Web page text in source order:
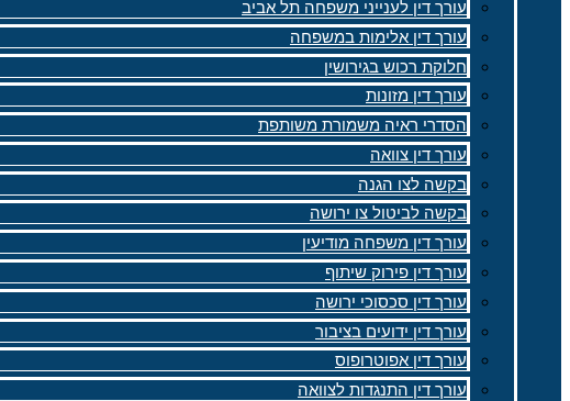
עורך דין לענייני משפחה תל אביב
עורך דין אלימות במשפחה
חלוקת רכוש בגירושין
עורך דין מזונות
הסדרי ראיה משמורת משותפת
עורך דין צוואה
בקשה לצו הגנה
בקשה לביטול צו ירושה
עורך דין משפחה מודיעין
עורך דין פירוק שיתוף
עורך דין סכסוכי ירושה
עורך דין ידועים בציבור
עורך דין אפוטרופוס
עורך דין התנגדות לצוואה